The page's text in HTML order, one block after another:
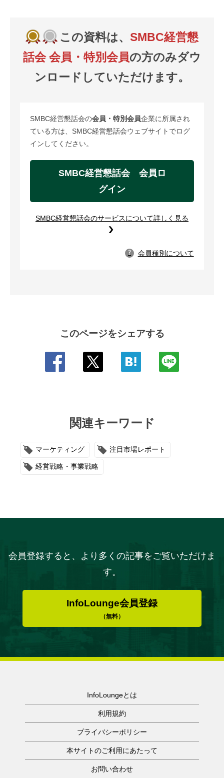
この資料は、 SMBC経営懇
話会 会員・特別会員の方のみダウ
ンロードしていただけます。
SMBC経営懇話会の会員・特別会員企業に所属され
ている方は、SMBC経営懇話会ウェブサイトでログ
インしてください。
SMBC経営懇話会 会員ロ
グイン
SMBC経営懇話会のサービスについて詳しく見る
? 会員種別について
このページをシェアする
関連キーワード
マーケティング 注目市場レポート
経営戦略・事業戦略
会員登録すると、より多くの記事をご覧いただけま
す。
InfoLounge会員登録
（無料）
InfoLoungeとは
利用規約
プライバシーポリシー
本サイトのご利用にあたって
お問い合わせ